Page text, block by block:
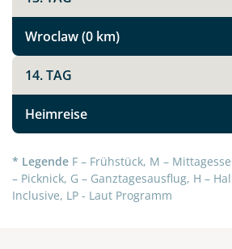
Facebook
Instagram
X
WhatsApp
Wroclaw (0 km)
14. TAG
Heimreise
* Legende F – Frühstück, M –
– Picknick, G – Ganztagesausflug, H –
Inclusive, LP - Laut Programm